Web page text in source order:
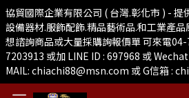
協貿國際企業有限公司 ( 台灣.彰化市 ) - 提
設備器材.服飾配飾.精品藝術品.和工業產品
想諮詢商品或大量採購詢報價單 可來電04-
7203913 或加 LINE ID : 697968 或
MAIL: chiachi88@msn.com 或 G信箱 :